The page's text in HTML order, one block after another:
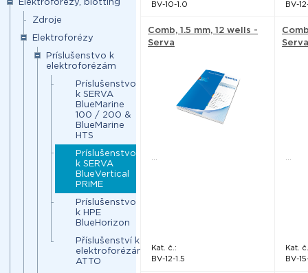
Zdroje
Elektroforézy
Príslušenstvo k
elektroforézám
Príslušenstvo
k SERVA
BlueMarine
100 / 200 &
BlueMarine
HTS
Príslušenstvo
k SERVA
BlueVertical
PRiME
Príslušenstvo
k HPE
BlueHorizon
Příslušenství k
elektroforézám
ATTO
BV-10-1.0
BV-
Comb, 1.5 mm, 12 wells -
Serva
...
Kat. č.:
BV-12-1.5
Serva
...
Kat.
BV-